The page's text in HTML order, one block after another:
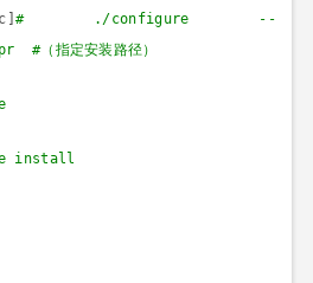
# ./configure --
#（指定安装路径）
install